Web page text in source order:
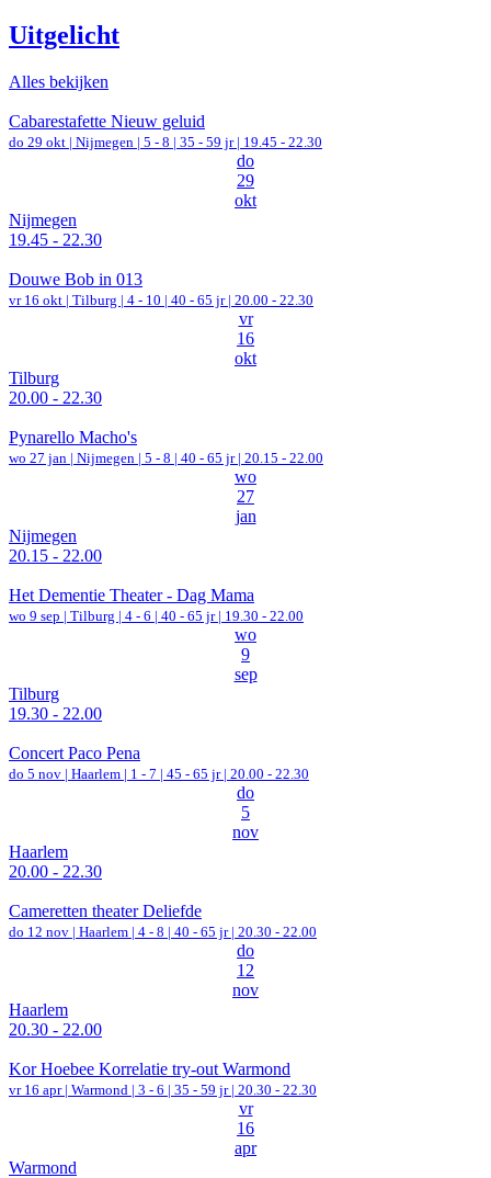
Uitgelicht
Alles bekijken
Cabarestafette Nieuw geluid
do 29 okt | Nijmegen | 5 - 8 | 35 - 59 jr | 19.45 - 22.30
do
29
okt
Nijmegen
19.45 - 22.30
Douwe Bob in 013
vr 16 okt | Tilburg | 4 - 10 | 40 - 65 jr | 20.00 - 22.30
vr
16
okt
Tilburg
20.00 - 22.30
Pynarello Macho's
wo 27 jan | Nijmegen | 5 - 8 | 40 - 65 jr | 20.15 - 22.00
wo
27
jan
Nijmegen
20.15 - 22.00
Het Dementie Theater - Dag Mama
wo 9 sep | Tilburg | 4 - 6 | 40 - 65 jr | 19.30 - 22.00
wo
9
sep
Tilburg
19.30 - 22.00
Concert Paco Pena
do 5 nov | Haarlem | 1 - 7 | 45 - 65 jr | 20.00 - 22.30
do
5
nov
Haarlem
20.00 - 22.30
Cameretten theater Deliefde
do 12 nov | Haarlem | 4 - 8 | 40 - 65 jr | 20.30 - 22.00
do
12
nov
Haarlem
20.30 - 22.00
Kor Hoebee Korrelatie try-out Warmond
vr 16 apr | Warmond | 3 - 6 | 35 - 59 jr | 20.30 - 22.30
vr
16
apr
Warmond